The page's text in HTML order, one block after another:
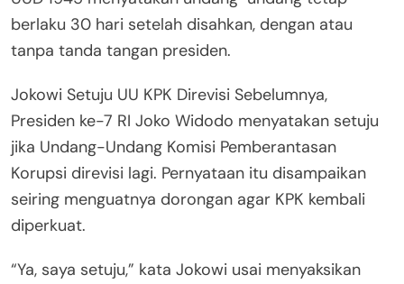
berlaku 30 hari setelah disahkan, dengan atau
tanpa tanda tangan presiden.
Jokowi Setuju UU KPK Direvisi Sebelumnya,
Presiden ke-7 RI Joko Widodo menyatakan setuju
jika Undang-Undang Komisi Pemberantasan
Korupsi direvisi lagi. Pernyataan itu disampaikan
seiring menguatnya dorongan agar KPK kembali
diperkuat.
“Ya, saya setuju,” kata Jokowi usai menyaksikan